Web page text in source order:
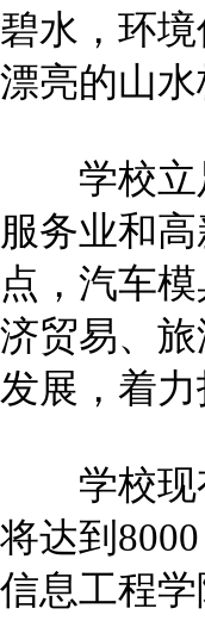
碧水，环
漂亮的山
学校立足
服务业和
点，汽车
济贸易、
发展，着力
学校现有
将达到
信息工程